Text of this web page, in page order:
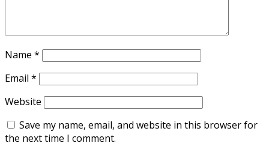
Name *
Email *
Website
Save my name, email, and website in this browser for
the next time I comment.